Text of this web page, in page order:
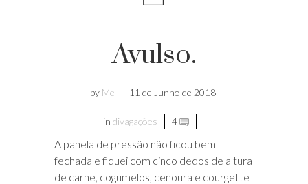
Avulso.
by Me 11 de Junho de 2018
in divagações 4
A panela de pressão não ficou bem
fechada e fiquei com cinco dedos de altura
de carne, cogumelos, cenoura e courgette